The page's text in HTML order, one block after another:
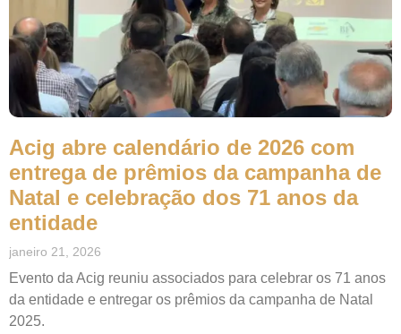
Acig abre calendário de 2026 com
entrega de prêmios da campanha de
Natal e celebração dos 71 anos da
entidade
janeiro 21, 2026
Evento da Acig reuniu associados para celebrar os 71 anos
da entidade e entregar os prêmios da campanha de Natal
2025.